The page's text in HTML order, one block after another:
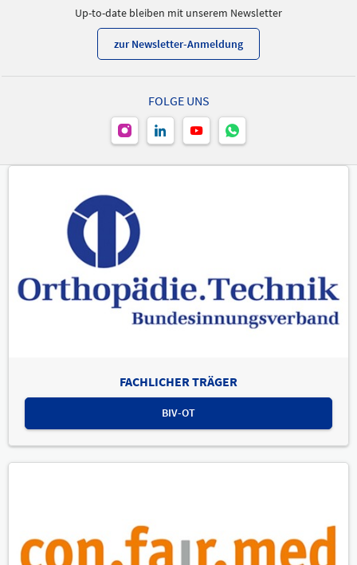
Up-to-date bleiben mit unserem Newsletter
zur Newsletter-Anmeldung
FOLGE UNS
FACHLICHER TRÄGER
BIV-OT